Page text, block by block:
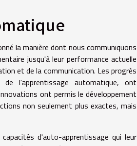
la manière dont nous communiquons
jusqu'à leur performance actuelle
et de la communication. Les progrès
l'apprentissage automatique, ont
ont permis le développement
non seulement plus exactes, mais
d'auto-apprentissage qui leur